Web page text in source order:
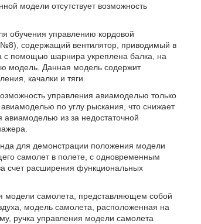
модели отсутствует возможность
обучения управлению кордовой
содержащий вентилятор, приводимый в
с помощью шарнира укреплена балка, на
модель. Данная модель содержит
качалки и тяги.
управления авиамоделью только
по углу рыскания, что снижает
из за недостаточной
для демонстрации положения модели
самолет в полете, с одновременным
счет расширения функциональных
модели самолета, представляющем собой
модель самолета, расположенная на
ручка управления модели самолета